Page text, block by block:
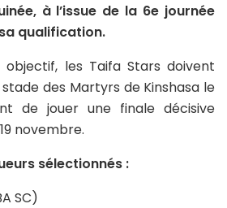
à l’issue de la 6e journée
qualification.
les Taifa Stars doivent
des Martyrs de Kinshasa le
de jouer une finale décisive
novembre.
sélectionnés :
SC)